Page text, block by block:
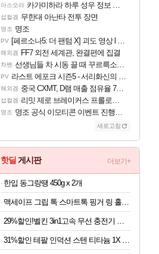
아스오라 카가미하라 하루 성우 정보 및 주요 필모
섭컬겜 무한대 아난타 전투 장면
명조 명조
PV [페르소나5: 더 팬텀 X] 괴도 영상 l 타카마키 안·댄싱 스타
해외겜 FF7 외전 세계관, 완결편에 집결
차벤 선생님들 차 시동 끌 때 꾸르륵소리나는데
PV 라스트 에포크 시즌5 - 서리화신의 분노 티저
해외겜 중국 CXMT, D램 매출 점유율 7%…글로벌 4위로 부상
섭컬겜 리밋 제로 브레이커스 프롤로그 테스트 후기 영상 업로드
명조 명조 공식 이모티콘 이벤트 진행해봤습니다! 참여부터 추첨까지????
새로고침
핫딜 게시판 더보기+
한입 동그랑땡 450g x 2개